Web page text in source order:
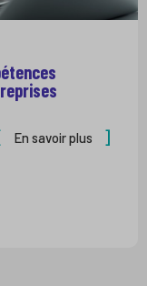
En savoir plus